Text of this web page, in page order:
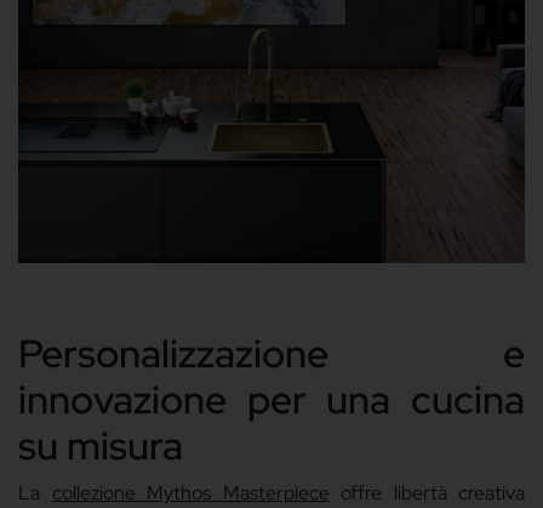
Personalizzazione e
innovazione per una cucina
su misura
La collezione Mythos Masterpiece offre libertà creativa